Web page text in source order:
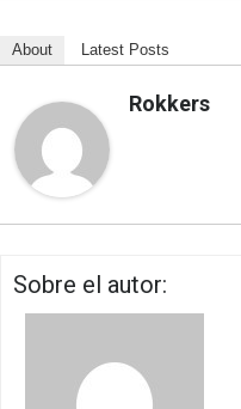
About Latest Posts
Rokkers
Sobre el autor: